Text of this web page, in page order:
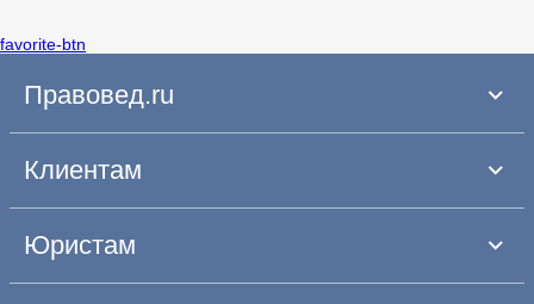
favorite-btn
Правовед.ru
Клиентам
Юристам